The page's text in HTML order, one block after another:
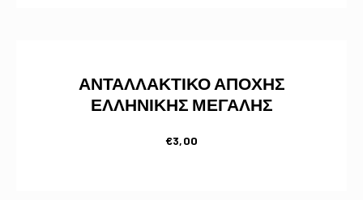
ΑΝΤΑΛΛΑΚΤΙΚΟ ΑΠΟΧΗΣ
ΕΛΛΗΝΙΚΗΣ ΜΕΓΑΛΗΣ
€3,00